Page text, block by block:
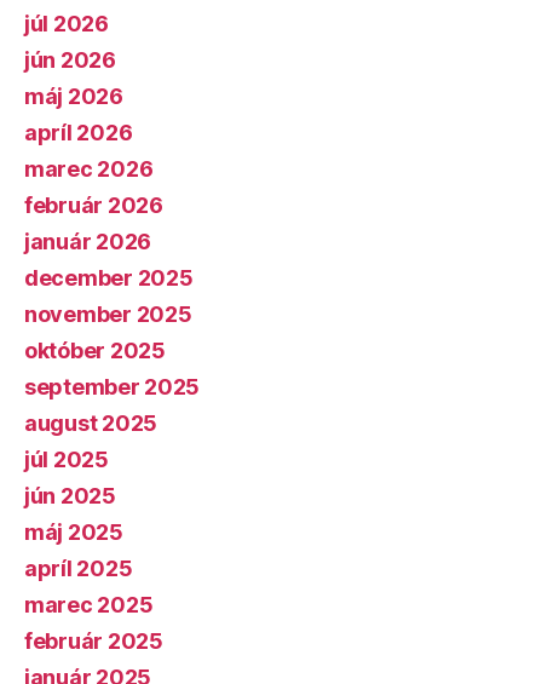
júl 2026
jún 2026
máj 2026
apríl 2026
marec 2026
február 2026
január 2026
december 2025
november 2025
október 2025
september 2025
august 2025
júl 2025
jún 2025
máj 2025
apríl 2025
marec 2025
február 2025
január 2025